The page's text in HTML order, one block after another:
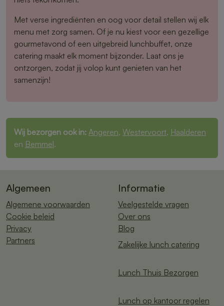
Met verse ingrediënten en oog voor detail stellen wij elk
menu met zorg samen. Of je nu kiest voor een gezellige
gourmetavond of een uitgebreid lunchbuffet, onze
catering maakt elk moment bijzonder. Laat ons je
ontzorgen, zodat jij volop kunt genieten van het
samenzijn!
Wij bezorgen ook in: Angeren, Westervoort, Haalderen
en Bemmel.
Algemeen
Algemene voorwaarden
Cookie beleid
Privacy
Partners
Informatie
Veelgestelde vragen
Over ons
Blog
Zakelijke lunch catering
Lunch Thuis Bezorgen
Lunch op kantoor regelen